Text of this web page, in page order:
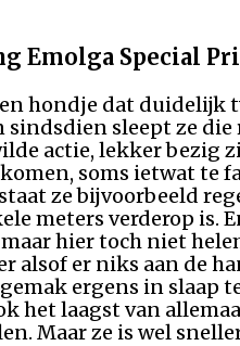
Emolga Special
hondje dat duidelijk
sindsdien sleept ze die
actie, lekker bezig
soms ietwat te
ze bijvoorbeeld
meters verderop is.
hier toch niet
alsof er niks aan de
ergens in slaap
het laagst van
Maar ze is wel